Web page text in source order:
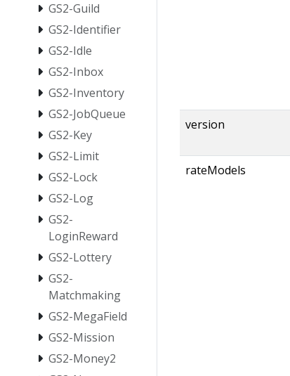
GS2-Guild
GS2-Identifier
GS2-Idle
GS2-Inbox
GS2-Inventory
GS2-JobQueue
GS2-Key
GS2-Limit
GS2-Lock
GS2-Log
GS2-
LoginReward
GS2-Lottery
GS2-
Matchmaking
GS2-MegaField
GS2-Mission
GS2-Money2
version
rateModels